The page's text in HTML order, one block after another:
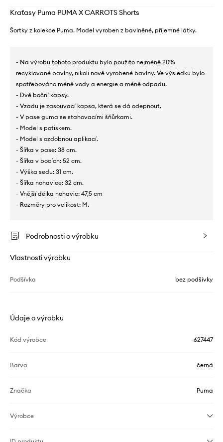
Kraťasy Puma PUMA X CARROTS Shorts
Šortky z kolekce Puma. Model vyroben z bavlněné, příjemné látky.
- Na výrobu tohoto produktu bylo použito nejméně 20%
recyklované bavlny, nikoli nově vyrobené bavlny. Ve výsledku bylo
spotřebováno méně vody a energie a méně odpadu.
- Dvě boční kapsy.
- Vzadu je zasouvací kapsa, která se dá odepnout.
- V pase guma se stahovacími šňůrkami.
- Model s potiskem.
- Model s ozdobnou aplikací.
- Šířka v pase: 38 cm.
- Šířka v bocích: 52 cm.
- Výška sedu: 31 cm.
- Šířka nohavice: 32 cm.
- Vnější délka nohavic: 47,5 cm
- Rozměry pro velikost: M.
Podrobnosti o výrobku
Vlastnosti výrobku
Podšívka bez podšívky
Údaje o výrobku
Kód výrobce 627447
Barva černá
Značka Puma
Výrobce